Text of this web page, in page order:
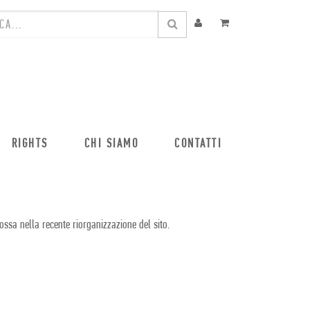
RIGHTS CHI SIAMO CONTATTI
nella recente riorganizzazione del sito.